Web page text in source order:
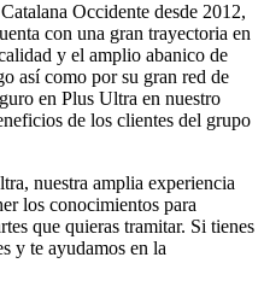
Occidente desde 2012,
con una gran trayectoria en
y el amplio abanico de
así como por su gran red de
en Plus Ultra en nuestro
de los clientes del grupo
nuestra amplia experiencia
los conocimientos para
que quieras tramitar. Si tienes
y te ayudamos en la